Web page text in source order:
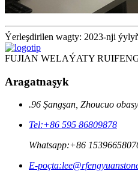
Ýerleşdirilen wagty: 2023-nji
FUJIAN WELAÝATY
Aragatnaşyk
.96 Şangşan, Zhoucuo
Tel:+86 595 86809878
Whatsapp:+86
E-poçta: